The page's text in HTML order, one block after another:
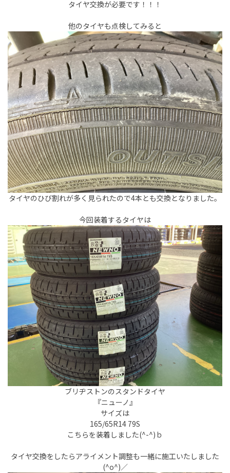
タイヤ交換が必要です！！！
他のタイヤも点検してみると
タイヤのひび割れが多く見られたので4本とも交換となりました。
今回装着するタイヤは
ブリヂストンのスタンドタイヤ
『ニューノ』
サイズは
165/65R14 79S
こちらを装着しました(^-^)ｂ
タイヤ交換をしたらアライメント調整も一緒に施工いたしました
(^o^)／